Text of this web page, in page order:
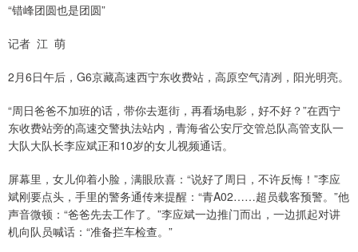
“错峰团圆也是团圆”
记者 江 萌
2月6日午后，G6京藏高速西宁东收费站，高原空气清冽，阳光明亮。
“周日爸爸不加班的话，带你去逛街，再看场电影，好不好？”在西宁
东收费站旁的高速交警执法站内，青海省公安厅交管总队高管支队一
大队大队长李应斌正和10岁的女儿视频通话。
屏幕里，女儿仰着小脸，满眼欣喜：“说好了周日，不许反悔！”李应
斌刚要点头，手里的警务通传来提醒：“青A02……超员载客预警。”他
声音微顿：“爸爸先去工作了。”李应斌一边推门而出，一边抓起对讲
机向队员喊话：“准备拦车检查。”